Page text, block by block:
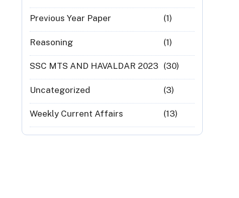
Previous Year Paper (1)
Reasoning (1)
SSC MTS AND HAVALDAR 2023 (30)
Uncategorized (3)
Weekly Current Affairs (13)